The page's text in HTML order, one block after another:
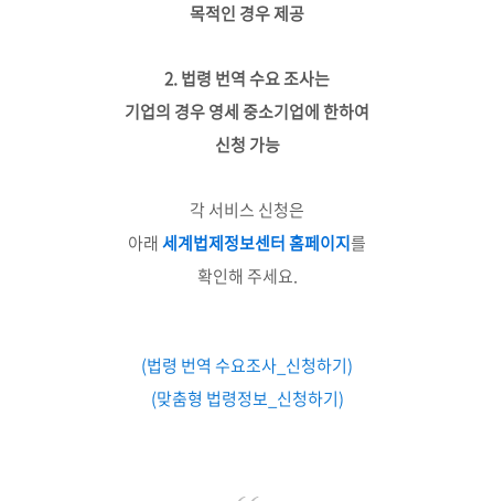
목적인 경우 제공
2. 법령 번역 수요 조사는
기업의 경우 영세 중소기업에 한하여
신청 가능
각 서비스 신청은
아래세계법제정보센터 홈페이지를
확인해 주세요.
(법령 번역 수요조사_신청하기)
(맞춤형 법령정보_신청하기)